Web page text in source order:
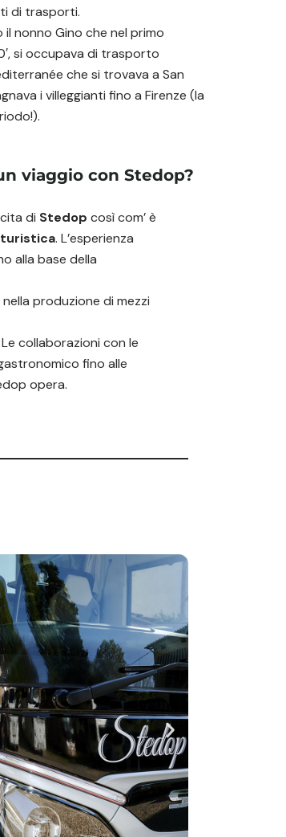
di trasporti.
nonno Gino che nel primo
si occupava di trasporto
che si trovava a San
i villeggianti fino a Firenze (la
viaggio con Stedop?
di Stedop così com’ è
. L’esperienza
alla base della
produzione di mezzi
Le collaborazioni con le
fino alle
opera.